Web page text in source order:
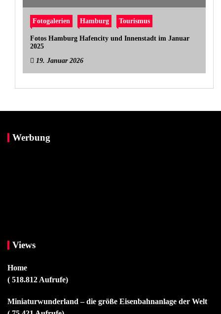
Fotogalerien Hamburg Tourismus
Fotos Hamburg Hafencity und Innenstadt im Januar
2025
19. Januar 2026
Werbung
Views
Home
( 518.812 Aufrufe)
Miniaturwunderland – die größe Eisenbahnanlage der Welt